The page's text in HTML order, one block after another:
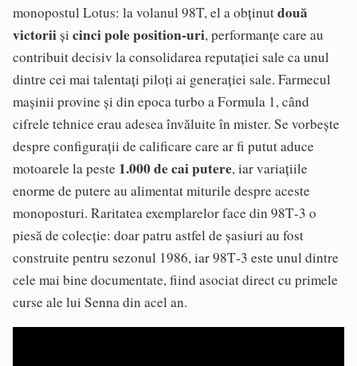
monopostul Lotus: la volanul 98T, el a obținutdouă
victorii și cinci pole position‑uri, performanțe care au
contribuit decisiv la consolidarea reputației sale ca unul
dintre cei mai talentați piloți ai generației sale. Farmecul
mașinii provine și din epoca turbo a Formula 1, când
cifrele tehnice erau adesea învăluite în mister. Se vorbește
despre configurații de calificare care ar fi putut aduce
motoarele la peste 1.000 de cai putere, iar variațiile
enorme de putere au alimentat miturile despre aceste
monoposturi. Raritatea exemplarelor face din 98T‑3 o
piesă de colecție: doar patru astfel de șasiuri au fost
construite pentru sezonul 1986, iar 98T‑3 este unul dintre
cele mai bine documentate, fiind asociat direct cu primele
curse ale lui Senna din acel an.